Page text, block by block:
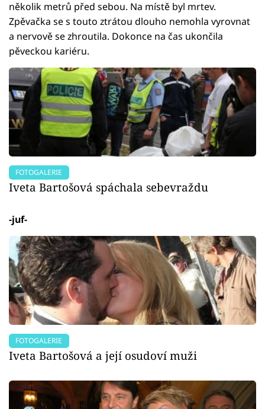
několik metrů před sebou. Na místě byl mrtev.
Zpěvačka se s touto ztrátou dlouho nemohla vyrovnat
a nervově se zhroutila. Dokonce na čas ukončila
pěveckou kariéru.
FOTOGALERIE
Iveta Bartošová spáchala sebevraždu
-juf-
FOTOGALERIE
Iveta Bartošová a její osudoví muži